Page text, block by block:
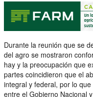
Durante la reunión que se
del agro se mostraron
hay y la preocupación que
partes coincidieron que el
integral y federal, por lo
entre el Gobierno Nacional